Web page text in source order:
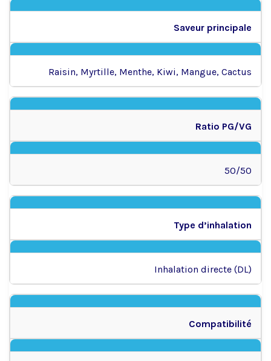
Saveur principale
Raisin, Myrtille, Menthe, Kiwi, Mangue, Cactus
Ratio PG/VG
50/50
Type d’inhalation
Inhalation directe (DL)
Compatibilité